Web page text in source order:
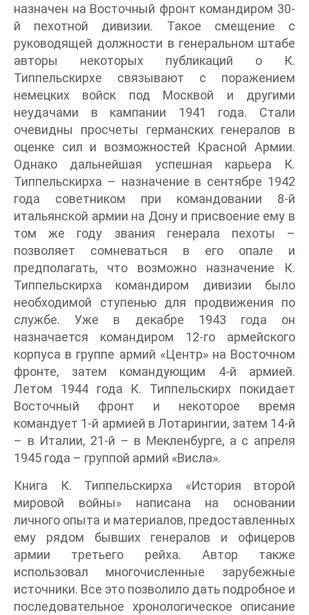
назначен на Восточный фронт командиром 30-
й пехотной дивизии. Такое смещение с
руководящей должности в генеральном штабе
авторы некоторых публикаций о К.
Типпельскирхе связывают с поражением
немецких войск под Москвой и другими
неудачами в кампании 1941 года. Стали
очевидны просчеты германских генералов в
оценке сил и возможностей Красной Армии.
Однако дальнейшая успешная карьера К.
Типпельскирха – назначение в сентябре 1942
года советником при командовании 8-й
итальянской армии на Дону и присвоение ему в
том же году звания генерала пехоты –
позволяет сомневаться в его опале и
предполагать, что возможно назначение К.
Типпельскирха командиром дивизии было
необходимой ступенью для продвижения по
службе. Уже в декабре 1943 года он
назначается командиром 12-го армейского
корпуса в группе армий «Центр» на Восточном
фронте, затем командующим 4-й армией.
Летом 1944 года К. Типпельскирх покидает
Восточный фронт и некоторое время
командует 1-й армией в Лотарингии, затем 14-й
– в Италии, 21-й – в Мекленбурге, а с апреля
1945 года – группой армий «Висла».
Книга К. Типпельскирха «История второй
мировой войны» написана на основании
личного опыта и материалов, предоставленных
ему рядом бывших генералов и офицеров
армии третьего рейха. Автор также
использовал многочисленные зарубежные
источники. Все это позволило дать подробное и
последовательное хронологическое описание